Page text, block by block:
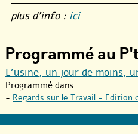
plus d’info : ici
Programmé au
L’usine, un jour de moins,
Programmé dans :
- Regards sur le Travail - Edition